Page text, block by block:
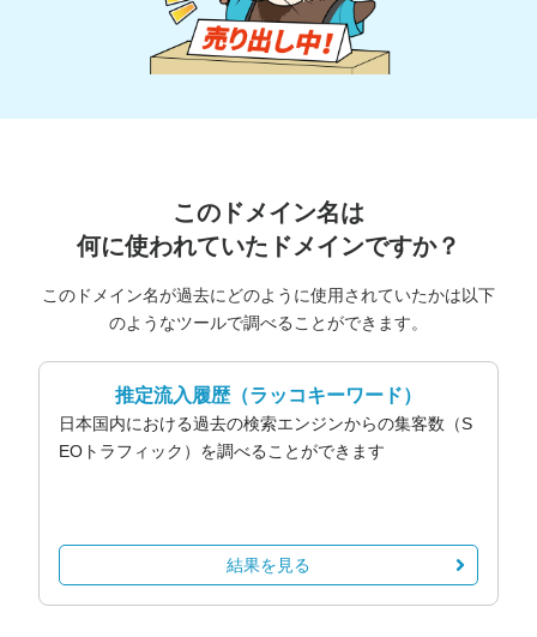
このドメイン名は
何に使われていたドメインですか？
このドメイン名が過去にどのように使用されていたかは以下
のようなツールで調べることができます。
推定流入履歴（ラッコキーワード）
日本国内における過去の検索エンジンからの集客数（S
EOトラフィック）を調べることができます
結果を見る